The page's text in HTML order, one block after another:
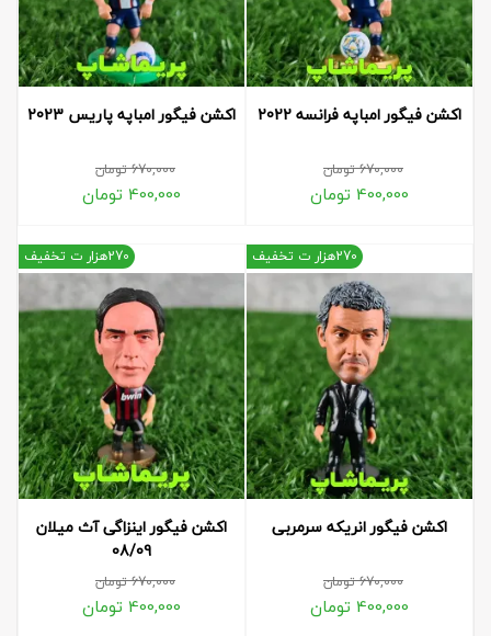
اکشن فیگور امباپه فرانسه 2022
670,000تومان
400,000 تومان
اکشن فیگور امباپه پاریس 2023
670,000تومان
400,000 تومان
اکشن فیگور انریکه سرمربی
670,000تومان
400,000 تومان
270هزار ت تخفیف
اکشن فیگور اینزاگی آث میلان
08/09
670,000تومان
400,000 تومان
270هزار ت تخفیف